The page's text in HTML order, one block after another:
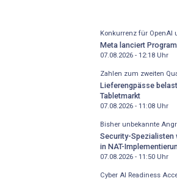
Konkurrenz für OpenAI
Meta lanciert
07.08.2026 - 12:18Uhr
Zahlen zum zweiten
Lieferengpässe
Tabletmarkt
07.08.2026 - 11:08Uhr
Bisher unbekannte
Security-Spezialisten
in NAT-
07.08.2026 - 11:50Uhr
Cyber AI Readiness